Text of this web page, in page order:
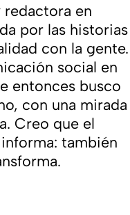
en
por las historias
con la gente.
social en
entonces busco
con una mirada
Creo que el
también